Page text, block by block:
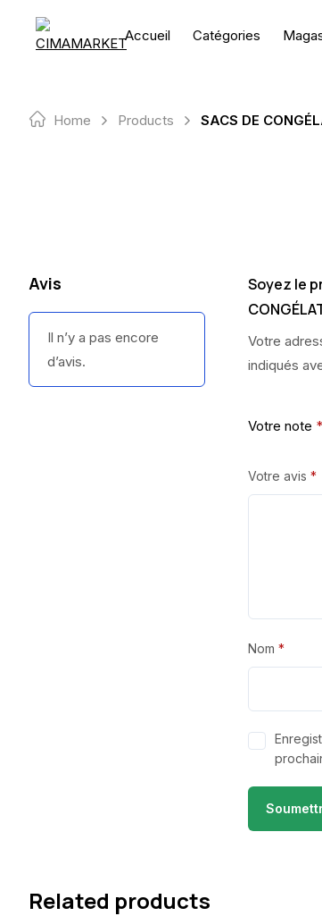
Accueil Catégories
Home Products SACS DE
Avis
Il n’y a pas encore
d’avis.
Soyez le
Votre
indiqués
Votre note *
Votre avis*
Nom*
Related products